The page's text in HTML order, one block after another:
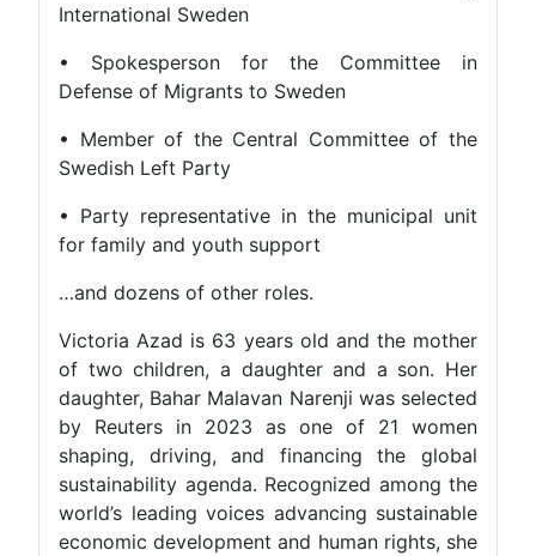
International Sweden
• Spokesperson for the Committee in
Defense of Migrants to Sweden
• Member of the Central Committee of the
Swedish Left Party
• Party representative in the municipal unit
for family and youth support
…and dozens of other roles.
Victoria Azad is 63 years old and the mother
of two children, a daughter and a son. Her
daughter, Bahar Malavan Narenji was selected
by Reuters in 2023 as one of 21 women
shaping, driving, and financing the global
sustainability agenda. Recognized among the
world’s leading voices advancing sustainable
economic development and human rights, she